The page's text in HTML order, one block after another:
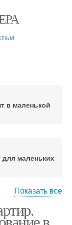
в маленькой
для маленьких
Показать все